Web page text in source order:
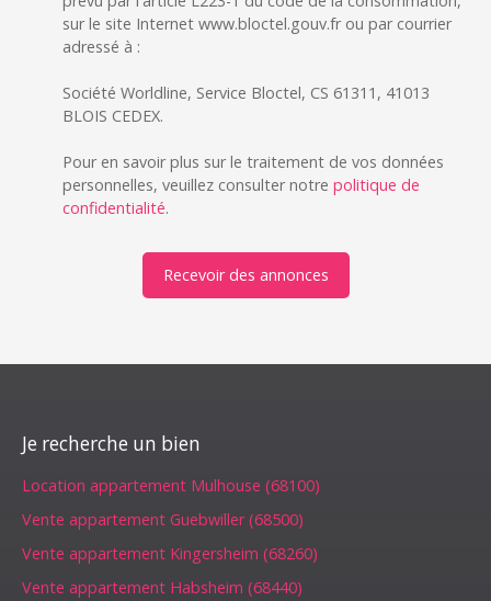
sur le site Internet www.bloctel.gouv.fr ou par courrier
adressé à :
Société Worldline, Service Bloctel, CS 61311, 41013
BLOIS CEDEX.
Pour en savoir plus sur le traitement de vos données
personnelles, veuillez consulter notre politique de
confidentialité.
Recevoir des annonces
Je recherche un bien
Location appartement Mulhouse (68100)
Vente appartement Guebwiller (68500)
Vente appartement Kingersheim (68260)
Vente appartement Habsheim (68440)